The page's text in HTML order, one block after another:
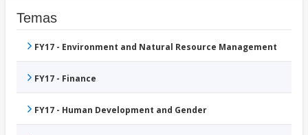
Temas
FY17 - Environment and Natural Resource Management
FY17 - Finance
FY17 - Human Development and Gender